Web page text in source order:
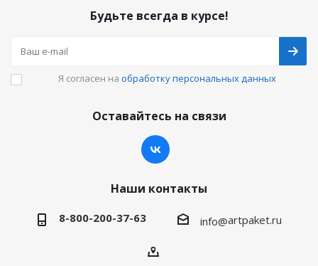
Будьте всегда в курсе!
Я согласен на обработку персональных данных
Оставайтесь на связи
Наши контакты
8-800-200-37-63 info@artpaket.ru